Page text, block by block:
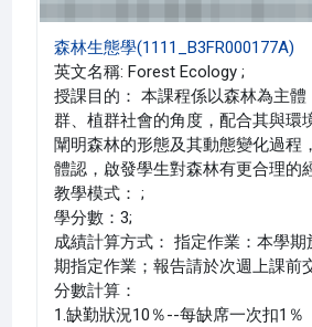
森林生態學(1111_B3FR000177A)
英文名稱: Forest Ecology ;
授課目的： 本課程係以森林為主
群、植群社會的角度，配合其與環
闡明森林的形態及其動態變化過程
體認，啟發學生對森林有更合理的
教學模式： ;
學分數：3;
成績計算方式： 指定作業：本學
期指定作業；報告請於次週上課前
分數計算：
1.缺勤狀況10％--每缺席一次扣1％